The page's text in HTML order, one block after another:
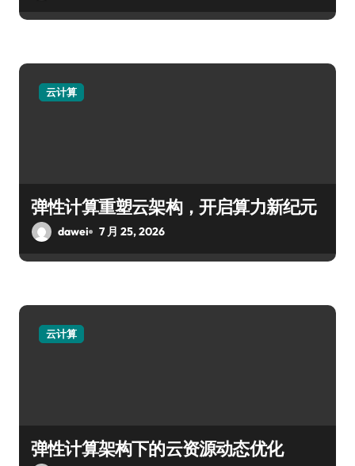
云计算
弹性计算重塑云架构，开启算力新纪元
dawei 7 月 25, 2026
云计算
弹性计算架构下的云资源动态优化